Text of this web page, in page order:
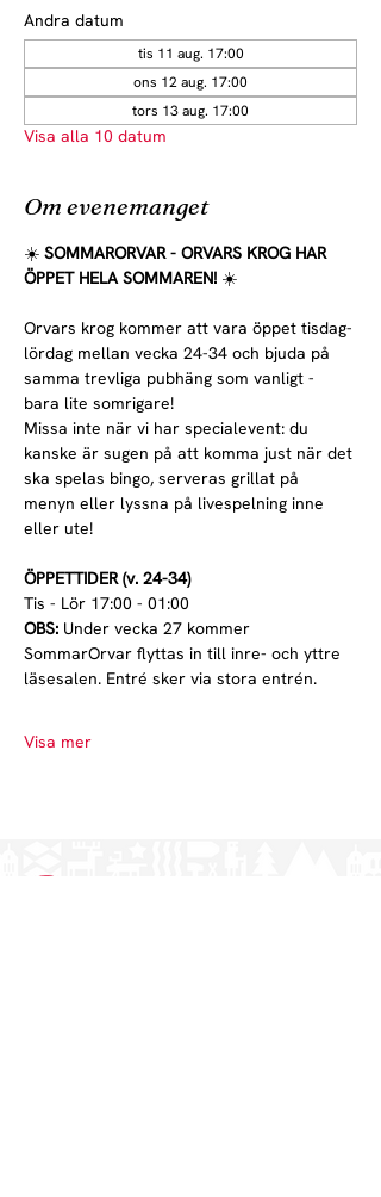
Andra datum
tis 11 aug. 17:00
ons 12 aug. 17:00
tors 13 aug. 17:00
Visa alla 10 datum
Om evenemanget
☀️ SOMMARORVAR - ORVARS KROG HAR
ÖPPET HELA SOMMAREN! ☀️
Orvars krog kommer att vara öppet tisdag-
lördag mellan vecka 24-34 och bjuda på
samma trevliga pubhäng som vanligt -
bara lite somrigare!
Missa inte när vi har specialevent: du
kanske är sugen på att komma just när det
ska spelas bingo, serveras grillat på
menyn eller lyssna på livespelning inne
eller ute!
ÖPPETTIDER (v. 24-34)
Tis - Lör 17:00 - 01:00
OBS: Under vecka 27 kommer
SommarOrvar flyttas in till inre- och yttre
läsesalen. Entré sker via stora entrén.
Visa mer